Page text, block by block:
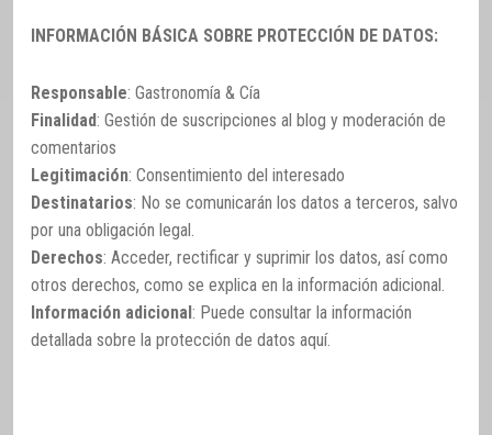
INFORMACIÓN BÁSICA SOBRE PROTECCIÓN DE DATOS:
Responsable: Gastronomía & Cía
Finalidad: Gestión de suscripciones al blog y moderación de
comentarios
Legitimación: Consentimiento del interesado
Destinatarios: No se comunicarán los datos a terceros, salvo
por una obligación legal.
Derechos: Acceder, rectificar y suprimir los datos, así como
otros derechos, como se explica en la información adicional.
Información adicional : Puede consultar la información
detallada sobre la protección de datos aquí.